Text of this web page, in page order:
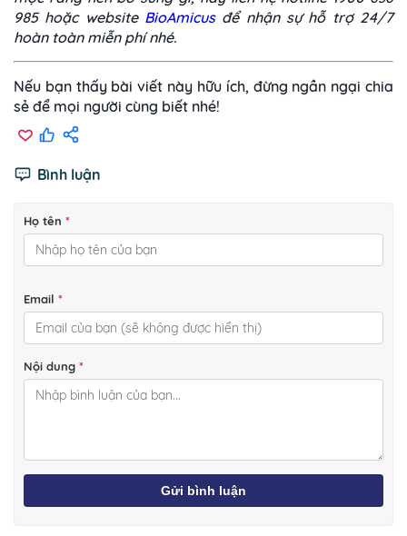
985 hoặc website BioAmicusđể nhận sự hỗ trợ 24/7
hoàn toàn miễn phí nhé.
Nếu bạn thấy bài viết này hữu ích, đừng ngần ngại chia
sẻ để mọi người cùng biết nhé!
Bình luận
Họ tên *
Email *
Nội dung *
Gửi bình luận